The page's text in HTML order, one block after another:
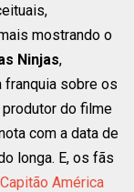
mostrando o
Ninjas,
franquia sobre os
do filme
com a data de
longa. E, os fãs
Capitão América